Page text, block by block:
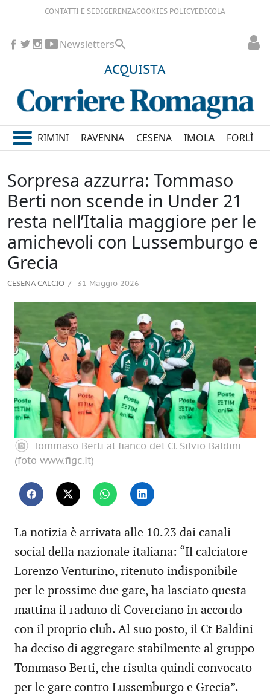
CONTATTI E SEDIGERENZACOOKIES POLICYEDICOLA
ACQUISTA
Newsletters
RIMINI RAVENNA CESENA IMOLA FORLÌ
Sorpresa azzurra: Tommaso
Berti non scende in Under 21
resta nell’Italia maggiore per le
amichevoli con Lussemburgo e
Grecia
CESENA CALCIO 31 Maggio 2026
Tommaso Berti al fianco del Ct Silvio Baldini
(foto www.figc.it)
La notizia è arrivata alle 10.23 dai canali
social della nazionale italiana: “Il calciatore
Lorenzo Venturino, ritenuto indisponibile
per le prossime due gare, ha lasciato questa
mattina il raduno di Coverciano in accordo
con il proprio club. Al suo posto, il Ct Baldini
ha deciso di aggregare stabilmente al gruppo
Tommaso Berti, che risulta quindi convocato
per le gare contro Lussemburgo e Grecia”.